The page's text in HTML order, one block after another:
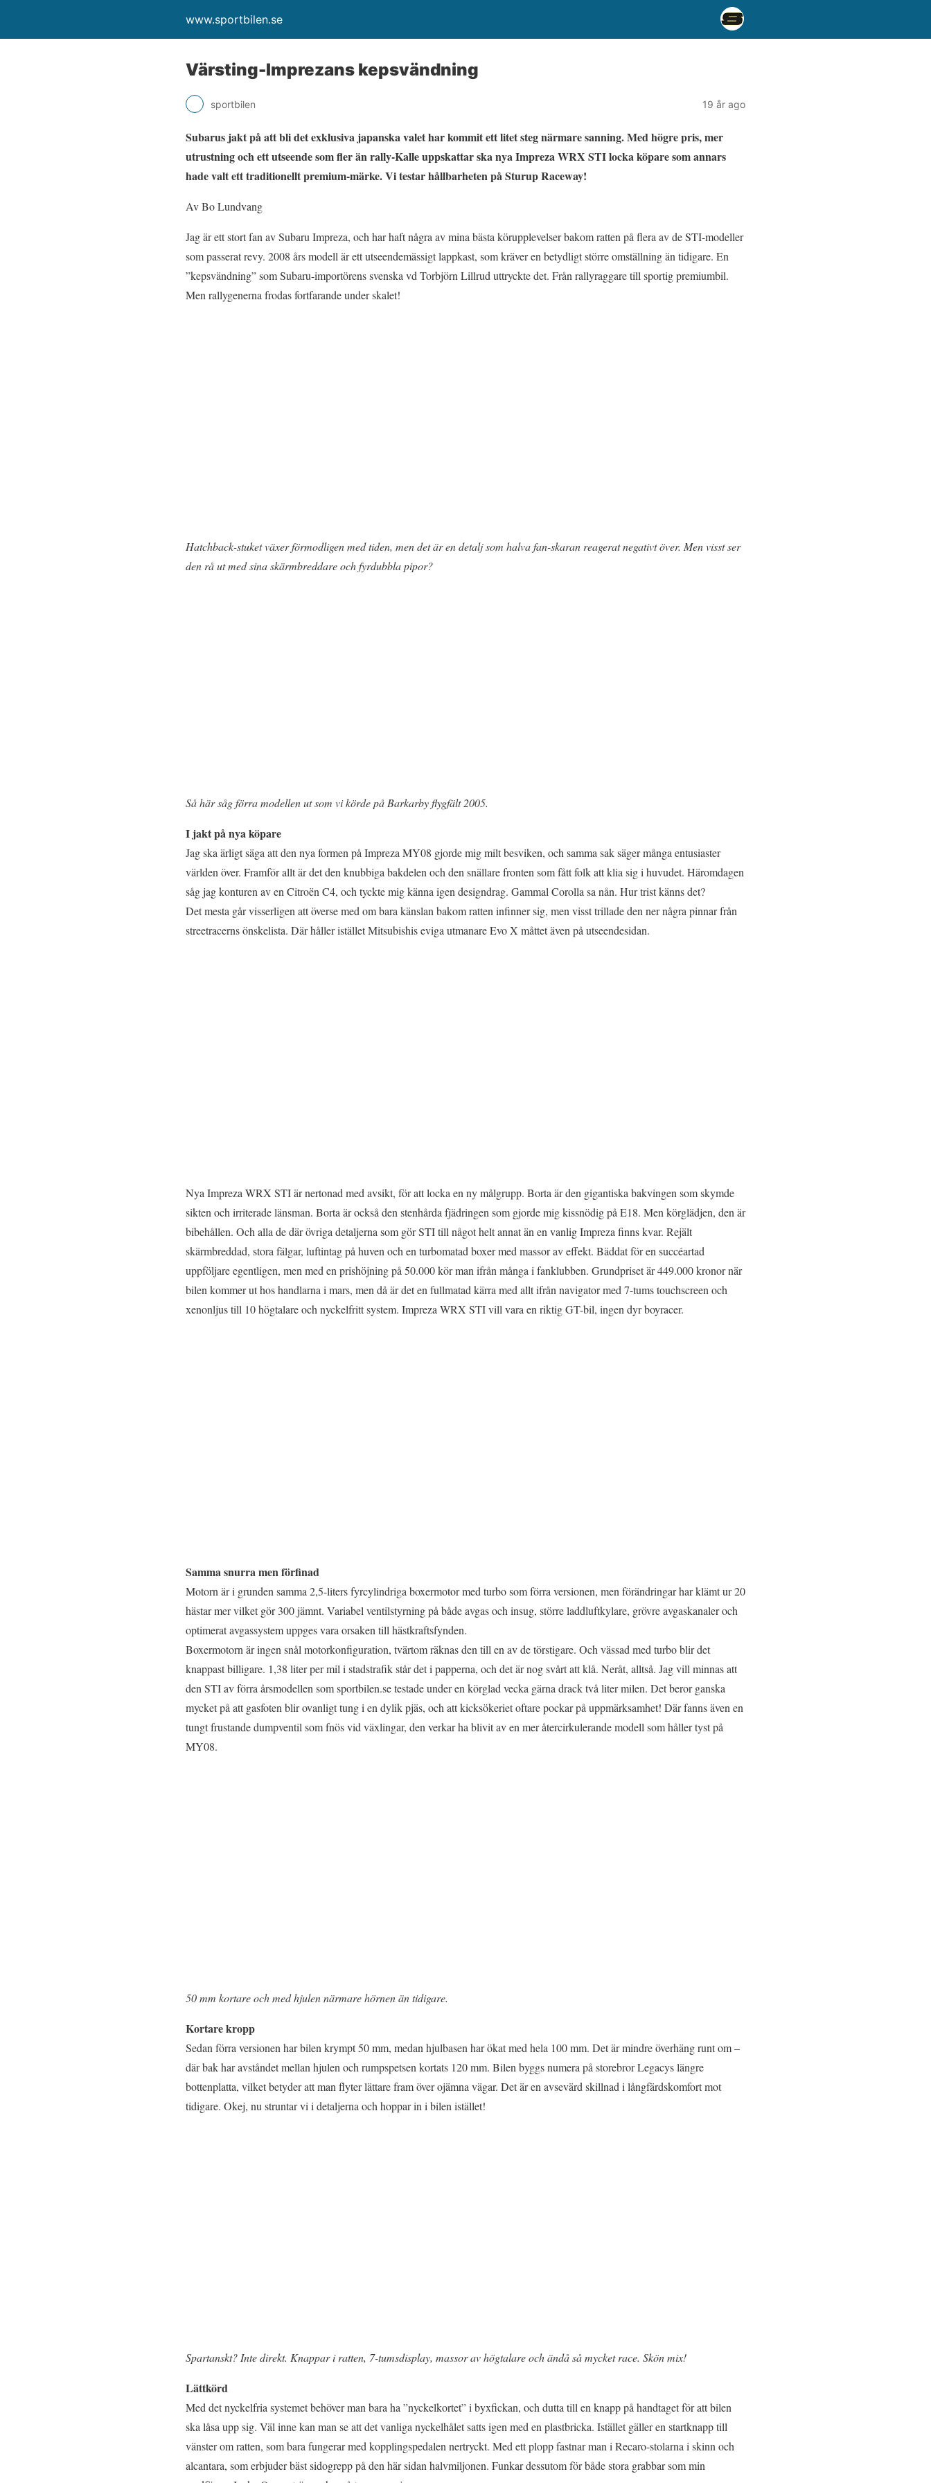
www.sportbilen.se
Värsting-Imprezans kepsvändning
sportbilen 19 år ago
Subarus jakt på att bli det exklusiva japanska valet har kommit ett litet steg närmare sanning. Med högre pris, mer
utrustning och ett utseende som fler än rally-Kalle uppskattar ska nya Impreza WRX STI locka köpare som annars
hade valt ett traditionellt premium-märke. Vi testar hållbarheten på Sturup Raceway!
Av Bo Lundvang
Jag är ett stort fan av Subaru Impreza, och har haft några av mina bästa körupplevelser bakom ratten på flera av de STI-modeller
som passerat revy. 2008 års modell är ett utseendemässigt lappkast, som kräver en betydligt större omställning än tidigare. En
”kepsvändning” som Subaru-importörens svenska vd Torbjörn Lillrud uttryckte det. Från rallyraggare till sportig premiumbil.
Men rallygenerna frodas fortfarande under skalet!
Hatchback-stuket växer förmodligen med tiden, men det är en detalj som halva fan-skaran reagerat negativt över. Men visst ser
den rå ut med sina skärmbreddare och fyrdubbla pipor?
Så här såg förra modellen ut som vi körde på Barkarby flygfält 2005.
I jakt på nya köpare
Jag ska ärligt säga att den nya formen på Impreza MY08 gjorde mig milt besviken, och samma sak säger många entusiaster
världen över. Framför allt är det den knubbiga bakdelen och den snällare fronten som fått folk att klia sig i huvudet. Häromdagen
såg jag konturen av en Citroën C4, och tyckte mig känna igen designdrag. Gammal Corolla sa nån. Hur trist känns det?
Det mesta går visserligen att överse med om bara känslan bakom ratten infinner sig, men visst trillade den ner några pinnar från
streetracerns önskelista. Där håller istället Mitsubishis eviga utmanare Evo X måttet även på utseendesidan.
Nya Impreza WRX STI är nertonad med avsikt, för att locka en ny målgrupp. Borta är den gigantiska bakvingen som skymde
sikten och irriterade länsman. Borta är också den stenhårda fjädringen som gjorde mig kissnödig på E18. Men körglädjen, den är
bibehållen. Och alla de där övriga detaljerna som gör STI till något helt annat än en vanlig Impreza finns kvar. Rejält
skärmbreddad, stora fälgar, luftintag på huven och en turbomatad boxer med massor av effekt. Bäddat för en succéartad
uppföljare egentligen, men med en prishöjning på 50.000 kör man ifrån många i fanklubben. Grundpriset är 449.000 kronor när
bilen kommer ut hos handlarna i mars, men då är det en fullmatad kärra med allt ifrån navigator med 7-tums touchscreen och
xenonljus till 10 högtalare och nyckelfritt system. Impreza WRX STI vill vara en riktig GT-bil, ingen dyr boyracer.
Samma snurra men förfinad
Motorn är i grunden samma 2,5-liters fyrcylindriga boxermotor med turbo som förra versionen, men förändringar har klämt ur 20
hästar mer vilket gör 300 jämnt. Variabel ventilstyrning på både avgas och insug, större laddluftkylare, grövre avgaskanaler och
optimerat avgassystem uppges vara orsaken till hästkraftsfynden.
Boxermotorn är ingen snål motorkonfiguration, tvärtom räknas den till en av de törstigare. Och vässad med turbo blir det
knappast billigare. 1,38 liter per mil i stadstrafik står det i papperna, och det är nog svårt att klå. Neråt, alltså. Jag vill minnas att
den STI av förra årsmodellen som sportbilen.se testade under en körglad vecka gärna drack två liter milen. Det beror ganska
mycket på att gasfoten blir ovanligt tung i en dylik pjäs, och att kicksökeriet oftare pockar på uppmärksamhet! Där fanns även en
tungt frustande dumpventil som fnös vid växlingar, den verkar ha blivit av en mer återcirkulerande modell som håller tyst på
MY08.
50 mm kortare och med hjulen närmare hörnen än tidigare.
Kortare kropp
Sedan förra versionen har bilen krympt 50 mm, medan hjulbasen har ökat med hela 100 mm. Det är mindre överhäng runt om –
där bak har avståndet mellan hjulen och rumpspetsen kortats 120 mm. Bilen byggs numera på storebror Legacys längre
bottenplatta, vilket betyder att man flyter lättare fram över ojämna vägar. Det är en avsevärd skillnad i långfärdskomfort mot
tidigare. Okej, nu struntar vi i detaljerna och hoppar in i bilen istället!
Spartanskt? Inte direkt. Knappar i ratten, 7-tumsdisplay, massor av högtalare och ändå så mycket race. Skön mix!
Lättkörd
Med det nyckelfria systemet behöver man bara ha ”nyckelkortet” i byxfickan, och dutta till en knapp på handtaget för att bilen
ska låsa upp sig. Väl inne kan man se att det vanliga nyckelhålet satts igen med en plastbricka. Istället gäller en startknapp till
vänster om ratten, som bara fungerar med kopplingspedalen nertryckt. Med ett plopp fastnar man i Recaro-stolarna i skinn och
alcantara, som erbjuder bäst sidogrepp på den här sidan halvmiljonen. Funkar dessutom för både stora grabbar som min